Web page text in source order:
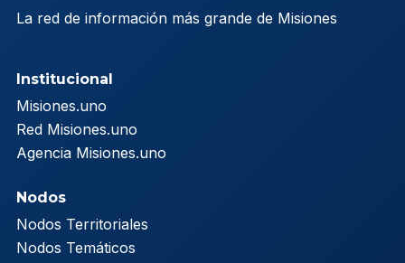
La red de información más grande de Misiones
Institucional
Misiones.uno
Red Misiones.uno
Agencia Misiones.uno
Nodos
Nodos Territoriales
Nodos Temáticos